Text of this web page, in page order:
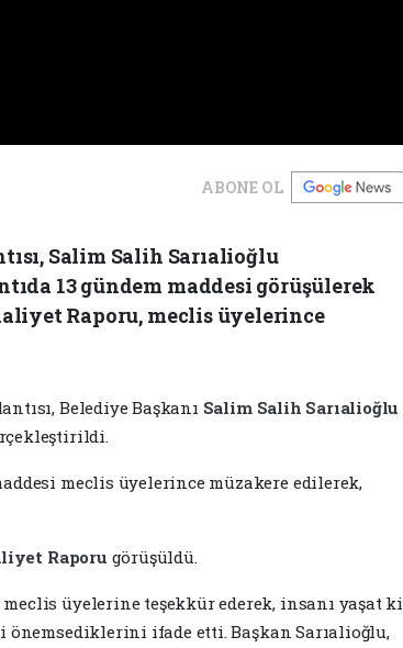
ABONE OL
Salim Salih Sarıalioğlu
13 gündem maddesi görüşülerek
Raporu, meclis üyelerince
Belediye Başkanı Salim Salih Sarıalioğlu
meclis üyelerince müzakere edilerek,
Raporu görüşüldü.
üyelerine teşekkür ederek, insanı yaşat ki
ifade etti. Başkan Sarıalioğlu,